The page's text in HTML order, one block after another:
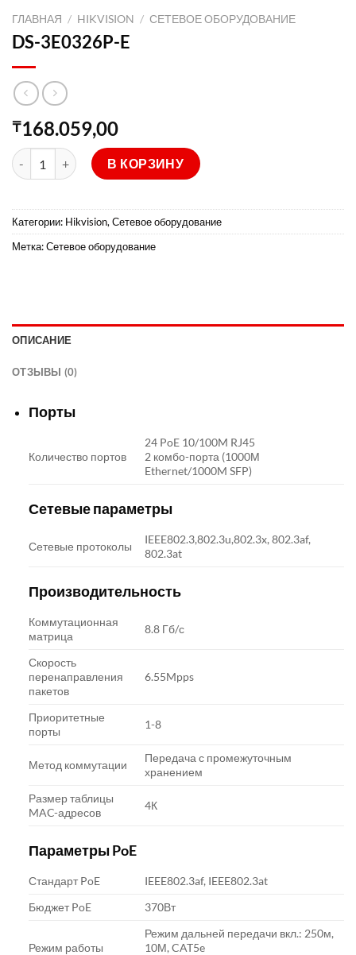
ГЛАВНАЯ / HIKVISION / СЕТЕВОЕ ОБОРУДОВАНИЕ
DS-3E0326P-E
₸168.059,00
Количество товара DS-3E0326P-E
В КОРЗИНУ
Категории: Hikvision, Сетевое оборудование
Метка:Сетевое оборудование
ОПИСАНИЕ
ОТЗЫВЫ (0)
Порты
Количество портов
24 PoE 10/100M RJ45
2 комбо-порта (1000М
Ethernet/1000M SFP)
Сетевые параметры
Сетевые протоколы
IEEE802.3,802.3u,802.3x, 802.3af,
802.3at
Производительность
Коммутационная
матрица
8.8 Гб/с
Скорость
перенаправления
пакетов
6.55Mpps
Приоритетные
порты
1-8
Метод коммутации
Передача с промежуточным
хранением
Размер таблицы
MAC-адресов
4К
Параметры PoE
Стандарт PoE
IEEE802.3af, IEEE802.3at
Бюджет PoE
370Вт
Режим работы
Режим дальней передачи вкл.: 250м,
10М, CAT5e